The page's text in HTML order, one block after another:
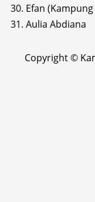
30. Efan
31. Aulia Abdiana
Copyright ©